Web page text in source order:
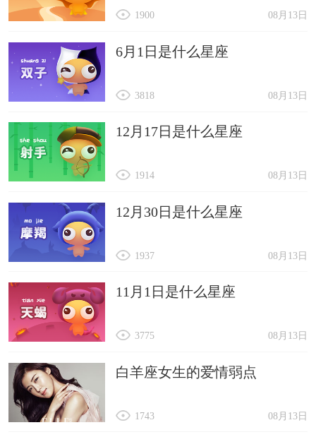
08月13日
1900
6月1日是什么星座
08月13日
3818
12月17日是什么星座
08月13日
1914
12月30日是什么星座
08月13日
1937
11月1日是什么星座
08月13日
3775
白羊座女生的爱情弱点
08月13日
1743